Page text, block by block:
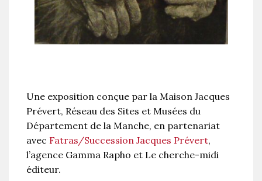
Une exposition conçue par la Maison Jacques
Prévert, Réseau des Sites et Musées du
Département de la Manche, en partenariat
avec Fatras/Succession Jacques Prévert,
l’agence Gamma Rapho et Le cherche-midi
éditeur.